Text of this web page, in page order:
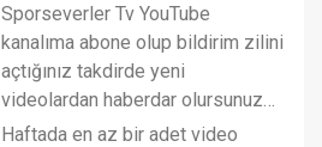
Sporseverler Tv YouTube
kanalıma abone olup bildirim zilini
açtığınız takdirde yeni
videolardan haberdar olursunuz…
Haftada en az bir adet video